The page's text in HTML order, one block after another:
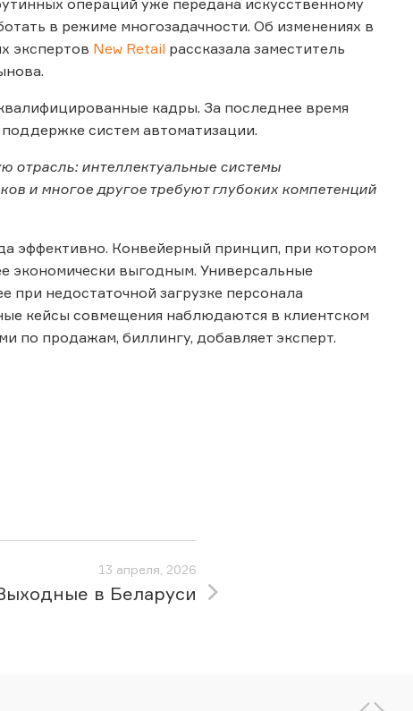
операций уже передана искусственному
в режиме многозадачности. Об изменениях в
экспертов New Retail рассказала заместитель
кадры. За последнее время
систем автоматизации.
отрасль: интеллектуальные системы
и многое другое требуют глубоких компетенций
эффективно. Конвейерный принцип, при котором
экономически выгодным. Универсальные
при недостаточной загрузке персонала
кейсы совмещения наблюдаются в клиентском
по продажам, биллингу, добавляет эксперт.
13 апреля, 2026
в Беларуси